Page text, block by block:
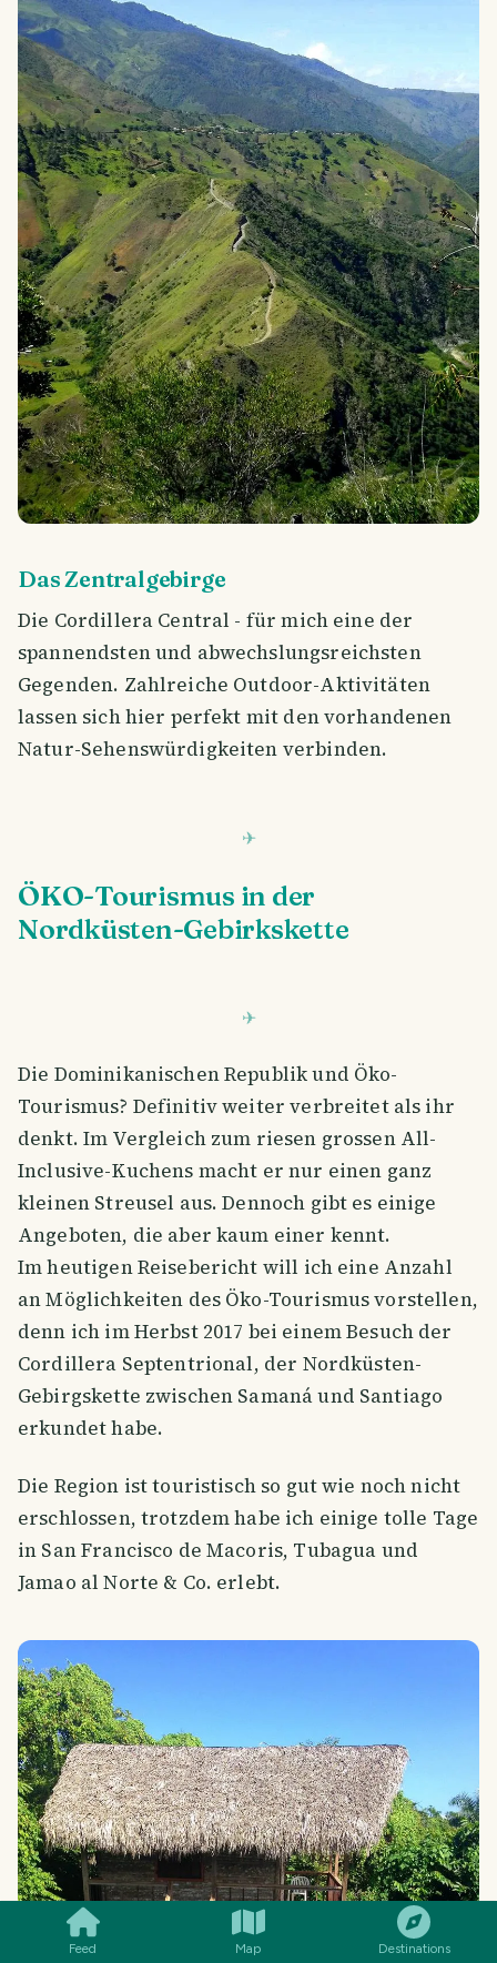
Feed Map Destinations
Das Zentralgebirge
Die Cordillera Central - für mich eine der
spannendsten und abwechslungsreichsten
Gegenden. Zahlreiche Outdoor-Aktivitäten
lassen sich hier perfekt mit den vorhandenen
Natur-Sehenswürdigkeiten verbinden.
ÖKO-Tourismus in der
Nordküsten-Gebirkskette
Die Dominikanischen Republik und Öko-
Tourismus? Definitiv weiter verbreitet als ihr
denkt. Im Vergleich zum riesen grossen All-
Inclusive-Kuchens macht er nur einen ganz
kleinen Streusel aus. Dennoch gibt es einige
Angeboten, die aber kaum einer kennt.
Im heutigen Reisebericht will ich eine Anzahl
an Möglichkeiten des Öko-Tourismus vorstellen,
denn ich im Herbst 2017 bei einem Besuch der
Cordillera Septentrional, der Nordküsten-
Gebirgskette zwischen Samaná und Santiago
erkundet habe.
Die Region ist touristisch so gut wie noch nicht
erschlossen, trotzdem habe ich einige tolle Tage
in San Francisco de Macoris, Tubagua und
Jamao al Norte & Co. erlebt.
SMILES COMMENT SHARE